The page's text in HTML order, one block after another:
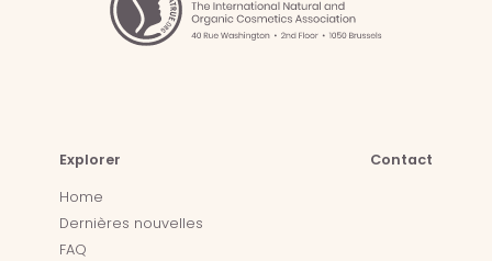
Explorer
Home
Dernières nouvelles
FAQ
Contact